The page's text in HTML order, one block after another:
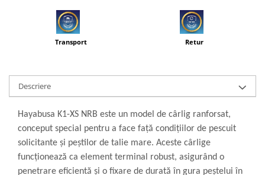
Transport Retur
Descriere
Hayabusa K1-XS NRB este un model de cârlig ranforsat,
conceput special pentru a face față condițiilor de pescuit
solicitante și peștilor de talie mare. Aceste cârlige
funcționează ca element terminal robust, asigurând o
penetrare eficientă și o fixare de durată în gura peștelui în